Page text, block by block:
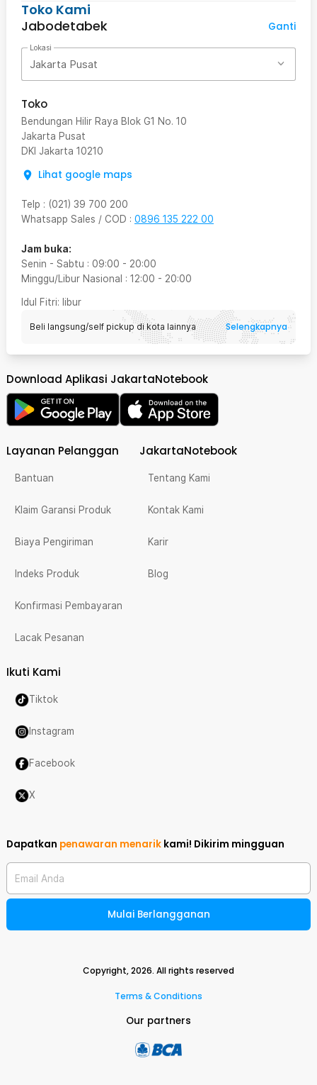
Toko Kami
Jabodetabek
Ganti
Lokasi
Jakarta Pusat
Toko
Bendungan Hilir Raya Blok G1 No. 10
Jakarta Pusat
DKI Jakarta 10210
Lihat google maps
Telp : (021) 39 700 200
Whatsapp Sales / COD : 0896 135 222 00
Jam buka:
Senin - Sabtu : 09:00 - 20:00
Minggu/Libur Nasional : 12:00 - 20:00
Idul Fitri: libur
Beli langsung/self pickup di kota lainnya Selengkapnya
Download Aplikasi JakartaNotebook
Layanan Pelanggan
Bantuan
Klaim Garansi Produk
Biaya Pengiriman
Indeks Produk
Konfirmasi Pembayaran
Lacak Pesanan
JakartaNotebook
Tentang Kami
Kontak Kami
Karir
Blog
Ikuti Kami
Tiktok
Instagram
Facebook
X
Dapatkan penawaran menarik kami! Dikirim mingguan
Email Anda
Mulai Berlangganan
Copyright,2026. All rights reserved
Terms & Conditions
Our partners